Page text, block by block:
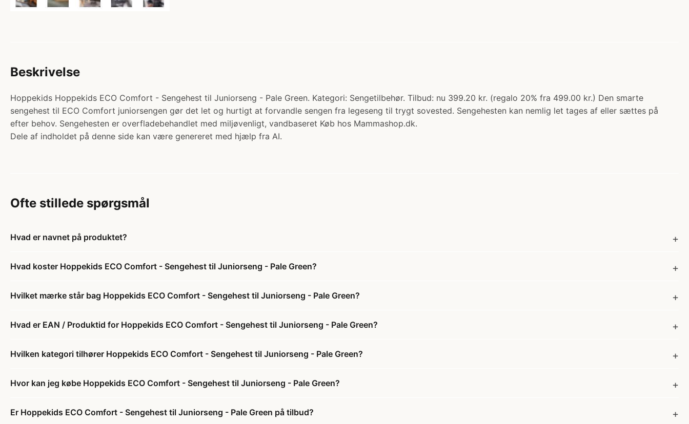
Beskrivelse
Hoppekids Hoppekids ECO Comfort - Sengehest til Juniorseng - Pale Green. Kategori: Sengetilbehør. Tilbud: nu 399.20 kr. (regalo 20% fra 499.00 kr.) Den smarte
sengehest til ECO Comfort juniorsengen gør det let og hurtigt at forvandle sengen fra legeseng til trygt sovested. Sengehesten kan nemlig let tages af eller sættes på
efter behov. Sengehesten er overfladebehandlet med miljøvenligt, vandbaseret Køb hos Mammashop.dk.
Dele af indholdet på denne side kan være genereret med hjælp fra AI.
Ofte stillede spørgsmål
Hvad er navnet på produktet?
Hvad koster Hoppekids ECO Comfort - Sengehest til Juniorseng - Pale Green?
Hvilket mærke står bag Hoppekids ECO Comfort - Sengehest til Juniorseng - Pale Green?
Hvad er EAN / Produktid for Hoppekids ECO Comfort - Sengehest til Juniorseng - Pale Green?
Hvilken kategori tilhører Hoppekids ECO Comfort - Sengehest til Juniorseng - Pale Green?
Hvor kan jeg købe Hoppekids ECO Comfort - Sengehest til Juniorseng - Pale Green?
Er Hoppekids ECO Comfort - Sengehest til Juniorseng - Pale Green på tilbud?